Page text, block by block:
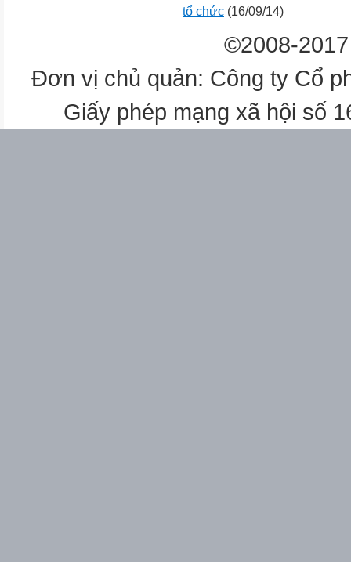
tổ chức (16/09/14)
©2008-
Đơn vị chủ quản: Công ty Cổ
Giấy phép mạng xã hội số